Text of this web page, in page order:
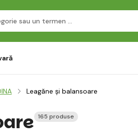
Leagăne și balansoare
165 produse